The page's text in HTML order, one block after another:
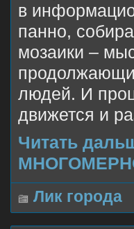
в
панно,
мозаики –
людей. И
движется и
Читать
Лик города